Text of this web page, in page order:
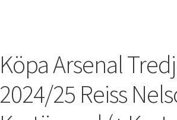
Köpa Arsenal
2024/25 Reiss